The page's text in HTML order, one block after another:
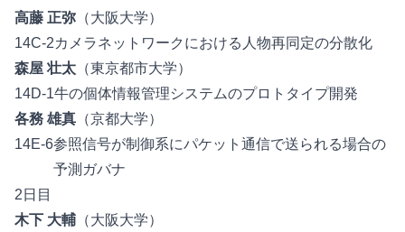
高藤 正弥 （大阪大学）
14C-2カメラネットワークにおける人物再同定の分散化
森屋 壮太 （東京都市大学）
14D-1牛の個体情報管理システムのプロトタイプ開発
各務 雄真 （京都大学）
14E-6参照信号が制御系にパケット通信で送られる場合の
予測ガバナ
2日目
木下 大輔 （大阪大学）